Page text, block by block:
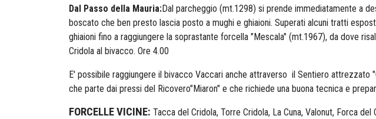
Dal Passo della Mauria:Dal parcheggio (mt.1298) si prende immediatamente a
boscato che ben presto lascia posto a mughi e ghiaioni. Superati alcuni tratti
ghiaioni fino a raggiungere la soprastante forcella "Mescala" (mt.1967), da dove
Cridola al bivacco. Ore 4.00
E' possibile raggiungere il bivacco Vaccari anche attraverso il Sentiero
che parte dai pressi del Ricovero"Miaron" e che richiede una buona tecnica e
FORCELLE VICINE: Tacca del Cridola, Torre Cridola, La Cuna, Valonut, Forca